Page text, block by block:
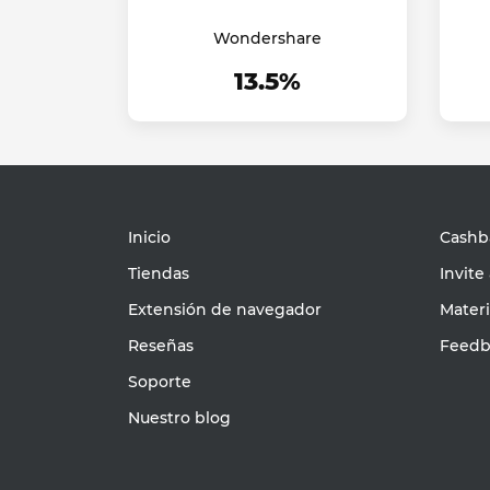
Wondershare
13.5%
Inicio
Tiendas
Extensión de navegador
Reseñas
Soporte
Nuestro blog
Invite